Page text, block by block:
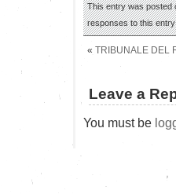
This entry was posted
responses to this
« TRIBUNALE DEL
Leave a
You must be